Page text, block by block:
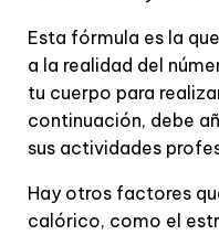
Esta fórmula es la
a la realidad del
tu cuerpo para
continuación, debe
sus actividades
Hay otros factores
calórico, como el